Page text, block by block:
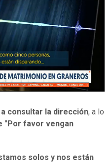
consultar la dirección, a lo
"Por favor vengan
solos y nos están